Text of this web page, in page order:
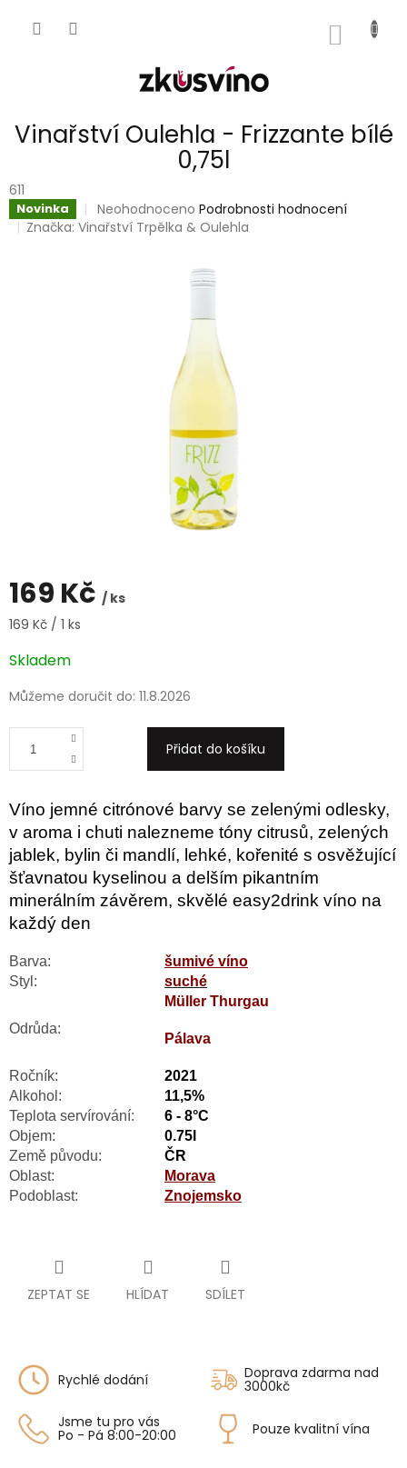
Vinařství Oulehla - Frizzante bílé
0,75l
611
Novinka
Průměrné
hodnocení
Neohodnoceno Podrobnosti hodnocení
Značka:Vinařství Trpělka & Oulehla
169 Kč / ks
Měrná
169 Kč / 1 ks
Skladem
Můžeme doručit do: 11.8.2026
Přidat do košíku
Víno jemné citrónové barvy se zelenými odlesky,
v aroma i chuti nalezneme tóny citrusů, zelených
jablek, bylin či mandlí, lehké, kořenité s osvěžující
šťavnatou kyselinou a delším pikantním
minerálním závěrem, skvělé easy2drink víno na
každý den
Barva:
šumivé víno
Styl:
suché
Odrůda:
Müller Thurgau
Pálava
Ročník:
2021
Alkohol:
11,5%
Teplota servírování:
6 - 8°C
Objem:
0.75l
Země původu:
ČR
Oblast:
Morava
Podoblast:
Znojemsko
ZEPTAT SE HLÍDAT SDÍLET
Rychlé dodání Doprava zdarma nad
3000kč
Jsme tu pro vás
Po - Pá 8:00-20:00 Pouze kvalitní vína